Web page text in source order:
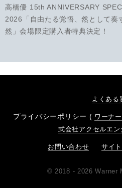
高橋優 15th ANNIVERSARY
2026「自由たる覚悟、然として奏
然」会場限定購入者特典決定！
よくある
プライバシーポリシー ( ワーナ
式会社アクセルエン
お問い合わせ サイ
© 2018 - 2026 Warner